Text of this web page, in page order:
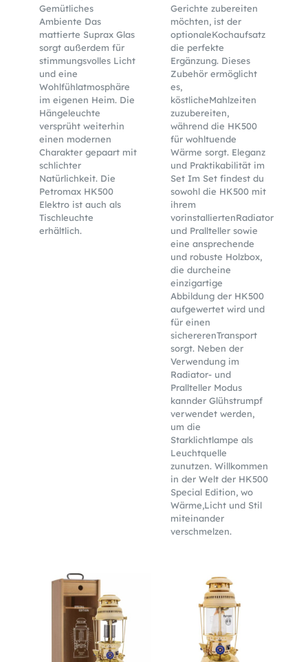
Gemütliches
Ambiente Das
mattierte Suprax Glas
sorgt außerdem für
stimmungsvolles Licht
und eine
Wohlfühlatmosphäre
im eigenen Heim. Die
Hängeleuchte
versprüht weiterhin
einen modernen
Charakter gepaart mit
schlichter
Natürlichkeit. Die
Petromax HK500
Elektro ist auch als
Tischleuchte
erhältlich.
Gerichte zubereiten
möchten, ist der
optionaleKochaufsatz
die perfekte
Ergänzung. Dieses
Zubehör ermöglicht
es,
köstlicheMahlzeiten
zuzubereiten,
während die HK500
für wohltuende
Wärme sorgt. Eleganz
und Praktikabilität im
Set Im Set findest du
sowohl die HK500 mit
ihrem
vorinstalliertenRadiator
und Prallteller sowie
eine ansprechende
und robuste Holzbox,
die durcheine
einzigartige
Abbildung der HK500
aufgewertet wird und
für einen
sichererenTransport
sorgt. Neben der
Verwendung im
Radiator- und
Prallteller Modus
kannder Glühstrumpf
verwendet werden,
um die
Starklichtlampe als
Leuchtquelle
zunutzen. Willkommen
in der Welt der HK500
Special Edition, wo
Wärme,Licht und Stil
miteinander
verschmelzen.